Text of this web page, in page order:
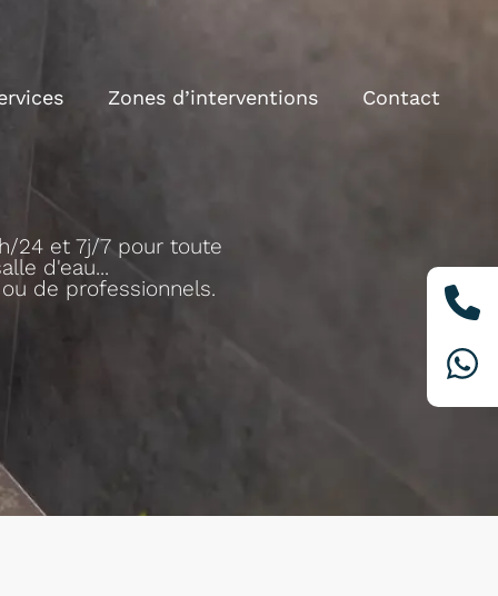
Zones d’interventions Contact
24 et 7j/7 pour toute
d'eau...
de professionnels.